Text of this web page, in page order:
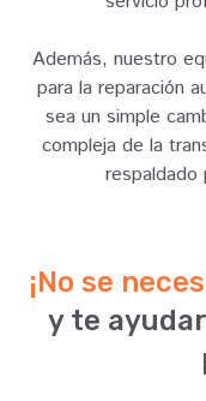
Además, nuestro
para la reparación
sea un simple
compleja de la
respaldado
¡No se
y te